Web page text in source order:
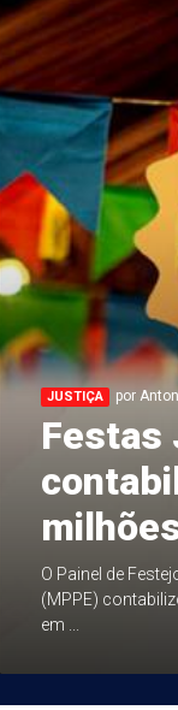
JUSTIÇA por
Festas
O Painel de
(MPPE)
em ...